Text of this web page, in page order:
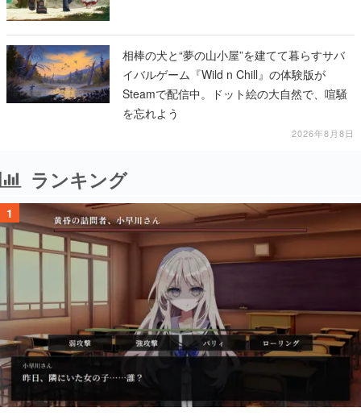
相棒の犬と“夢の山小屋”を建てて暮らすサバ
イバルゲーム『Wild n Chill』の体験版が
Steamで配信中。ドット絵の大自然で、喧騒
を忘れよう
2026年8月8日
ランキング
1